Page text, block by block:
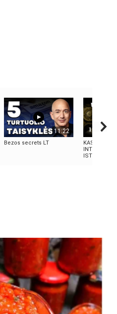
11:22
Bezos secrets LT
KAS
INTELEKTĄ?
ISTORIJA IR